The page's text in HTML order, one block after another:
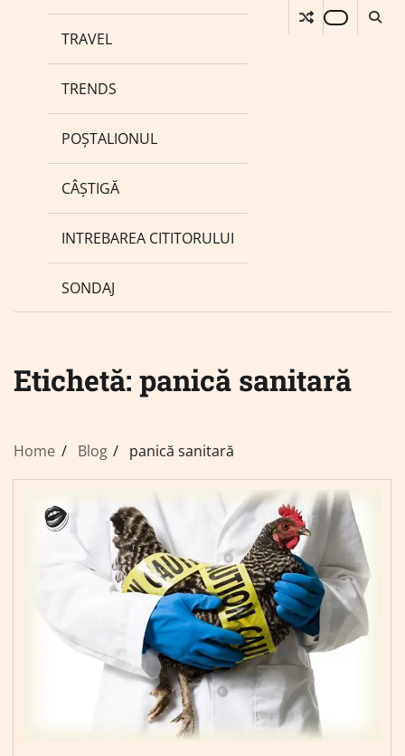
TRAVEL
TRENDS
POȘTALIONUL
CÂȘTIGĂ
INTREBAREA CITITORULUI
SONDAJ
Etichetă: panică sanitară
Home Blog panică sanitară